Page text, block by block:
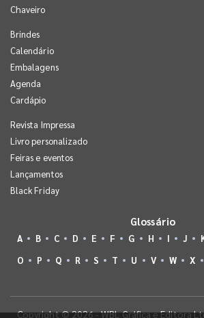
Chaveiro
Brindes
Calendário
Embalagens
Agenda
Cardápio
Revista Impressa
Livro personalizado
Feiras e eventos
Lançamentos
Black Friday
Glossário
A B C D E F G H I J
O
P Q R S T U V W X
Copyright © 2026 - WBL Gráfica e Editora